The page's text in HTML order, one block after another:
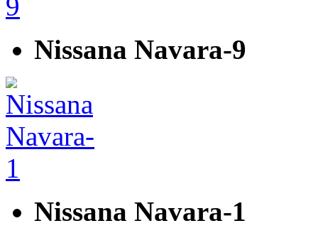
Nissana Navara-9
Nissana Navara-1